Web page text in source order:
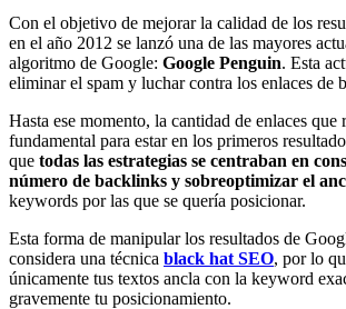
Con el objetivo de mejorar la calidad de los
en el año 2012 se lanzó una de las mayores
algoritmo de Google: Google Penguin. Esta
eliminar el spam y luchar contra los enlaces de
Hasta ese momento, la cantidad de enlaces que
fundamental para estar en los primeros
que todas las estrategias se centraban en
número de backlinks y sobreoptimizar el
keywords por las que se quería posicionar.
Esta forma de manipular los resultados de
considera una técnica black hat SEO, por lo
únicamente tus textos ancla con la keyword
gravemente tu posicionamiento.